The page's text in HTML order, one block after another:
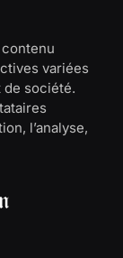
variées
de société.
l’analyse,